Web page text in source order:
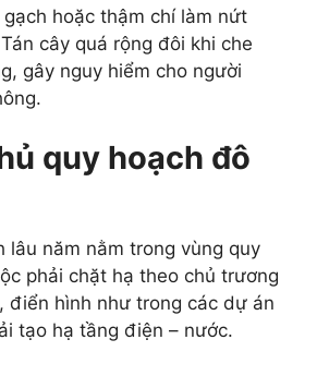
hoặc thậm chí làm nứt
cây quá rộng đôi khi che
gây nguy hiểm cho người
quy hoạch đô
lâu năm nằm trong vùng quy
phải chặt hạ theo chủ trương
điển hình như trong các dự án
tạo hạ tầng điện – nước.